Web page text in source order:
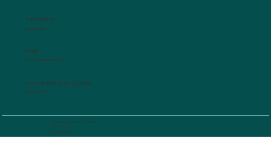
Telefono
+39 3518112321
Email
helpnaturhealth@gmail.com
Linea diretta (solo urgenti)
+39 3518112321
(C) 2024 -Partita IVA 05096190284
Privacy Policy
Cookie Policy